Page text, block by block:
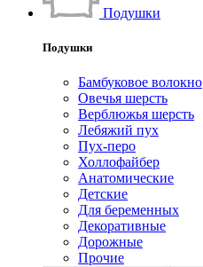
Подушки
Подушки
Бамбуковое волокно
Овечья шерсть
Верблюжья шерсть
Лебяжий пух
Пух-перо
Холлофайбер
Анатомические
Детские
Для беременных
Декоративные
Дорожные
Прочие